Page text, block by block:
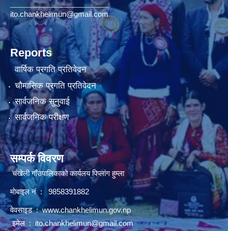
ito.chankhelimun@gmail.com
Reports
वार्षिक प्रगति प्रतिवेदन
चौमासिक प्रगति प्रतिवेदन
सार्वजनिक सुनुवाई
सार्वजनिक परीक्षण
सम्पर्क विवरण
चंखेली गाँउपालिकाकाे कार्यलय पिप्लांग हुम्ला
माेबाइल नं : 9858391882
वेवसाइड :www.chankhelimun.gov.np
इमेल : ito.chankhelimun@gmail.com